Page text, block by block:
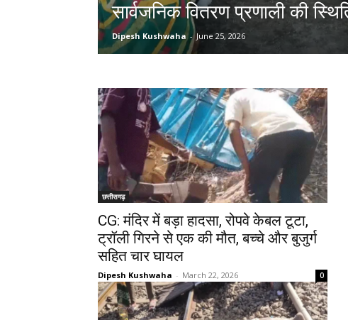
सार्वजनिक वितरण प्रणाली की
Dipesh Kushwaha - June 25, 2026
छत्तीसगढ़
CG: मंदिर में बड़ा हादसा, रोपवे केबल टूटा,
ट्रॉली गिरने से एक की मौत, बच्चे और बुजुर्ग
सहित चार घायल
Dipesh Kushwaha - March 22, 2026 0